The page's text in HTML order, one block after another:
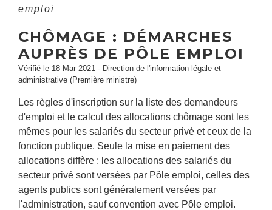
emploi
CHÔMAGE : DÉMARCHES
AUPRÈS DE PÔLE EMPLOI
Vérifié le 18 Mar 2021 - Direction de l'information légale et
administrative (Première ministre)
Les règles d'inscription sur la liste des demandeurs
d'emploi et le calcul des allocations chômage sont les
mêmes pour les salariés du secteur privé et ceux de la
fonction publique. Seule la mise en paiement des
allocations diffère : les allocations des salariés du
secteur privé sont versées par Pôle emploi, celles des
agents publics sont généralement versées par
l'administration, sauf convention avec Pôle emploi.